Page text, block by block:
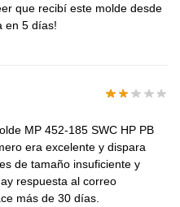
que recibí este molde desde
en 5 días!
MP 452-185 SWC HP PB
era excelente y dispara
de tamaño insuficiente y
respuesta al correo
más de 30 días.